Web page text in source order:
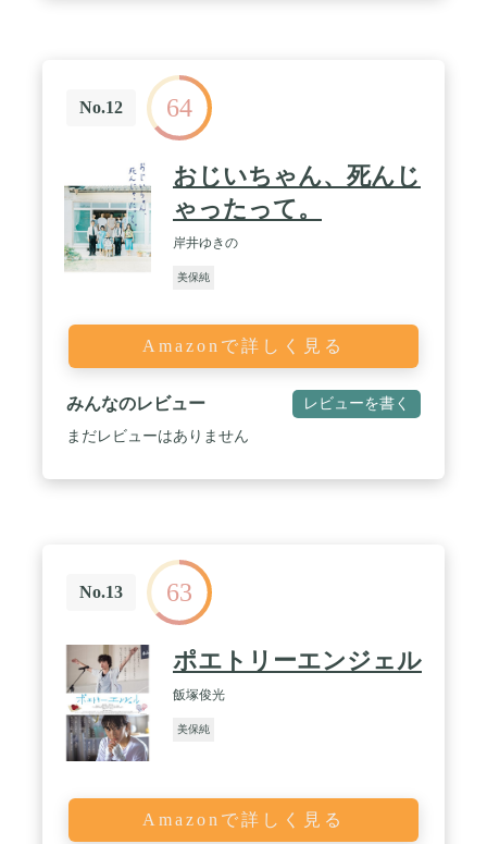
No.12 64
おじいちゃん、死んじ
ゃったって。
岸井ゆきの
美保純
Amazonで詳しく見る
みんなのレビュー レビューを書く
まだレビューはありません
No.13 63
ポエトリーエンジェル
飯塚俊光
美保純
Amazonで詳しく見る